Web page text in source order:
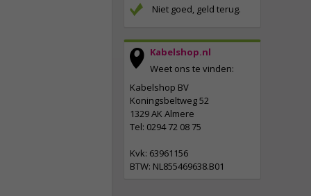
Niet goed, geld terug.
Kabelshop.nl
Weet ons te vinden:
Kabelshop BV
Koningsbeltweg 52
1329 AK Almere
Tel: 0294 72 08 75
Kvk: 63961156
BTW: NL855469638.B01